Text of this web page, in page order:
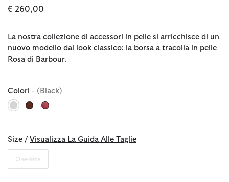
€ 260,00
La nostra collezione di accessori in pelle si arricchisce di un
nuovo modello dal look classico: la borsa a tracolla in pelle
Rosa di Barbour.
Colori - (Black)
Size / Visualizza La Guida Alle Taglie
One Size